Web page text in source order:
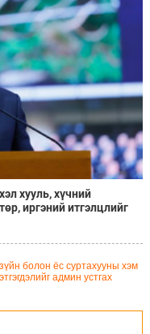
хууль, хүчний
иргэний итгэлцлийг
болон ёс суртахууны хэм
админ устгах